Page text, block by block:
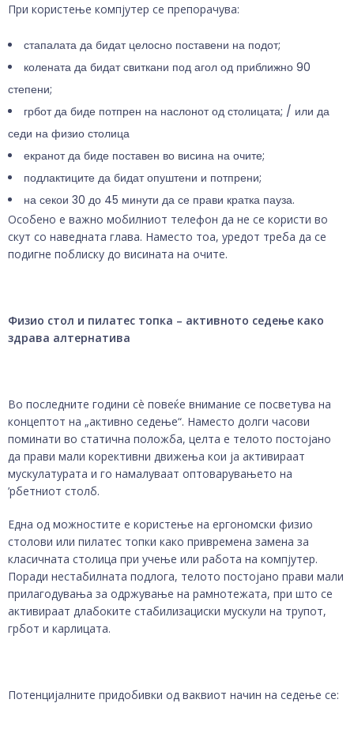
При користење компјутер се препорачува:
стапалата да бидат целосно поставени на подот;
колената да бидат свиткани под агол од приближно 90
степени;
грбот да биде потпрен на наслонот од столицата; / или да
седи на физио столица
екранот да биде поставен во висина на очите;
подлактиците да бидат опуштени и потпрени;
на секои 30 до 45 минути да се прави кратка пауза.
Особено е важно мобилниот телефон да не се користи во
скут со наведната глава. Наместо тоа, уредот треба да се
подигне поблиску до висината на очите.
Физио стол и пилатес топка – активното седење како
здрава алтернатива
Во последните години сè повеќе внимание се посветува на
концептот на „активно седење“. Наместо долги часови
поминати во статична положба, целта е телото постојано
да прави мали корективни движења кои ја активираат
мускулатурата и го намалуваат оптоварувањето на
’рбетниот столб.
Една од можностите е користење на ергономски физио
столови или пилатес топки како привремена замена за
класичната столица при учење или работа на компјутер.
Поради нестабилната подлога, телото постојано прави мали
прилагодувања за одржување на рамнотежата, при што се
активираат длабоките стабилизациски мускули на трупот,
грбот и карлицата.
Потенцијалните придобивки од ваквиот начин на седење се: